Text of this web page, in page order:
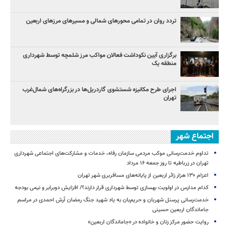
تردد روان در تمامی محورهای شمالی و مسیرهای مرزهای اربعین
برگزاری آیین نکوداشت فعالان مواکب مرز شلمچه توسط شهرداری
منطقه یک
اجرای طرح مکانیزه شستشوی گاردریل‌ها در بزرگراه‌های شمال‌غرب
تهران
اجتماع شهر
تداوم خدمت‌رسانی موکب مردمی سازمان رفاه، خدمات و مشارکت‌های اجتماعی شهرداری
تهران در زرباطیه تا روز جمعه ۱۶ مرداد
اعزام ۱۳۰ هزار زائر اربعین از پایانه‌های مسافربری شهر تهران
کدام مدارس در اولویت بهسازی توسط شهرداری قرار دارند؟/ افزایش دوبرابر و نیمی بودجه
خدمت‌رسانی پرسنل شهربان و حریم‌بان به یاد شهید جنگ رمضان آرش احمدی در مراسم
جاماندگان اربعین حسینی
روایت حضور مرکز زنان و خانواده در «جاماندگان اربعین»